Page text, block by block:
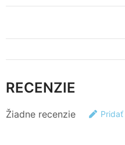
RECENZIE
Žiadne recenzie